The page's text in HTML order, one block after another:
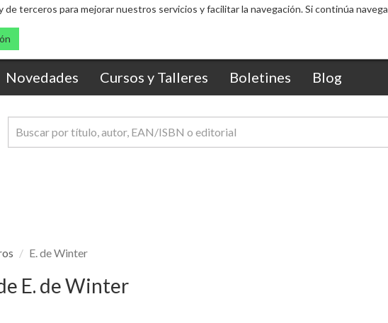
de terceros para mejorar nuestros servicios y facilitar la navegación. Si continúa
Novedades Cursos y Talleres Boletines Blog
E. de Winter
E. de Winter